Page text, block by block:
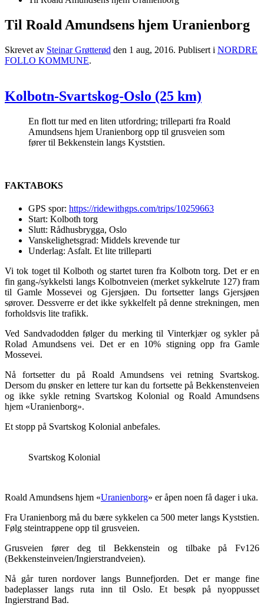
Til Roald Amundsens hjem Uranienborg
Skrevet av Steinar Grøtterød den 1 aug, 2016. Publisert i NORDRE
FOLLO KOMMUNE.
Kolbotn-Svartskog-Oslo (25 km)
En flott tur med en liten utfordring; trilleparti fra Roald
Amundsens hjem Uranienborg opp til grusveien som
fører til Bekkenstein langs Kyststien.
FAKTABOKS
GPS spor: https://ridewithgps.com/trips/10259663
Start: Kolboth torg
Slutt: Rådhusbrygga, Oslo
Vanskelighetsgrad: Middels krevende tur
Underlag: Asfalt. Et lite trilleparti
Vi tok toget til Kolboth og startet turen fra Kolbotn torg. Det er en
fin gang-/sykkelsti langs Kolbotnveien (merket sykkelrute 127) fram
til Gamle Mossevei og Gjersjøen. Du fortsetter langs Gjersjøen
sørover. Dessverre er det ikke sykkelfelt på denne strekningen, men
forholdsvis lite trafikk.
Ved Sandvadodden følger du merking til Vinterkjær og sykler på
Rolad Amundsens vei. Det er en 10% stigning opp fra Gamle
Mossevei.
Nå fortsetter du på Roald Amundsens vei retning Svartskog.
Dersom du ønsker en lettere tur kan du fortsette på Bekkenstenveien
og ikke sykle retning Svartskog Kolonial og Roald Amundsens
hjem «Uranienborg».
Et stopp på Svartskog Kolonial anbefales.
Svartskog Kolonial
Roald Amundsens hjem «Uranienborg» er åpen noen få dager i uka.
Fra Uranienborg må du bære sykkelen ca 500 meter langs Kyststien.
Følg steintrappene opp til grusveien.
Grusveien fører deg til Bekkenstein og tilbake på Fv126
(Bekkensteinveien/Ingierstrandveien).
Nå går turen nordover langs Bunnefjorden. Det er mange fine
badeplasser langs ruta inn til Oslo. Et besøk på nyoppusset
Ingierstrand Bad.